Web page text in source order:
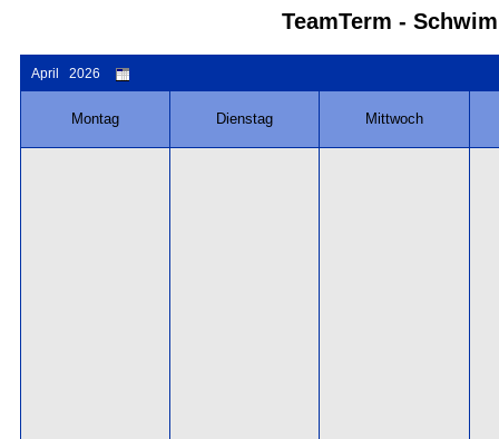
TeamTerm -
April 2026
Montag Dienstag Mittwoch